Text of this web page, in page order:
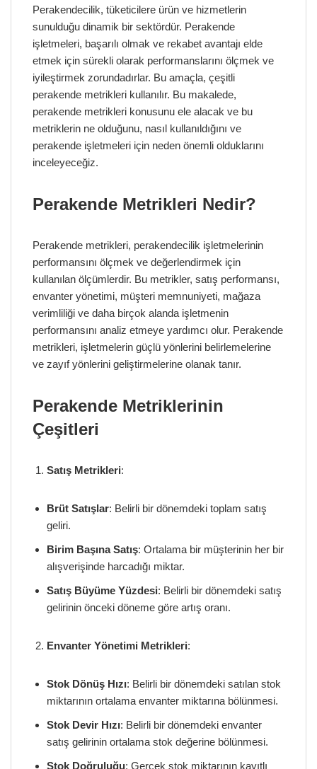
Perakendecilik, tüketicilere ürün ve hizmetlerin
sunulduğu dinamik bir sektördür. Perakende
işletmeleri, başarılı olmak ve rekabet avantajı elde
etmek için sürekli olarak performanslarını ölçmek ve
iyileştirmek zorundadırlar. Bu amaçla, çeşitli
perakende metrikleri kullanılır. Bu makalede,
perakende metrikleri konusunu ele alacak ve bu
metriklerin ne olduğunu, nasıl kullanıldığını ve
perakende işletmeleri için neden önemli olduklarını
inceleyeceğiz.
Perakende Metrikleri Nedir?
Perakende metrikleri, perakendecilik işletmelerinin
performansını ölçmek ve değerlendirmek için
kullanılan ölçümlerdir. Bu metrikler, satış performansı,
envanter yönetimi, müşteri memnuniyeti, mağaza
verimliliği ve daha birçok alanda işletmenin
performansını analiz etmeye yardımcı olur. Perakende
metrikleri, işletmelerin güçlü yönlerini belirlemelerine
ve zayıf yönlerini geliştirmelerine olanak tanır.
Perakende Metriklerinin
Çeşitleri
Satış Metrikleri:
Brüt Satışlar: Belirli bir dönemdeki toplam satış
geliri.
Birim Başına Satış: Ortalama bir müşterinin her bir
alışverişinde harcadığı miktar.
Satış Büyüme Yüzdesi: Belirli bir dönemdeki satış
gelirinin önceki döneme göre artış oranı.
Envanter Yönetimi Metrikleri:
Stok Dönüş Hızı: Belirli bir dönemdeki satılan stok
miktarının ortalama envanter miktarına bölünmesi.
Stok Devir Hızı: Belirli bir dönemdeki envanter
satış gelirinin ortalama stok değerine bölünmesi.
Stok Doğruluğu: Gerçek stok miktarının kayıtlı